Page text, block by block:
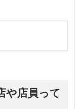
や店員って